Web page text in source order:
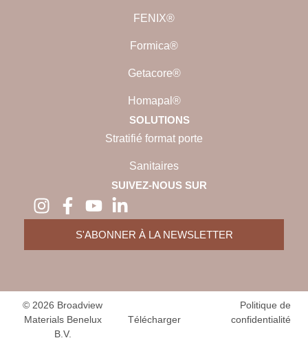
FENIX®
Formica®
Getacore®
Homapal®
SOLUTIONS
Stratifié format porte
Sanitaires
SUIVEZ-NOUS SUR
S'ABONNER À LA NEWSLETTER
© 2026 Broadview
Materials Benelux
B.V.
Télécharger
Politique de
confidentialité